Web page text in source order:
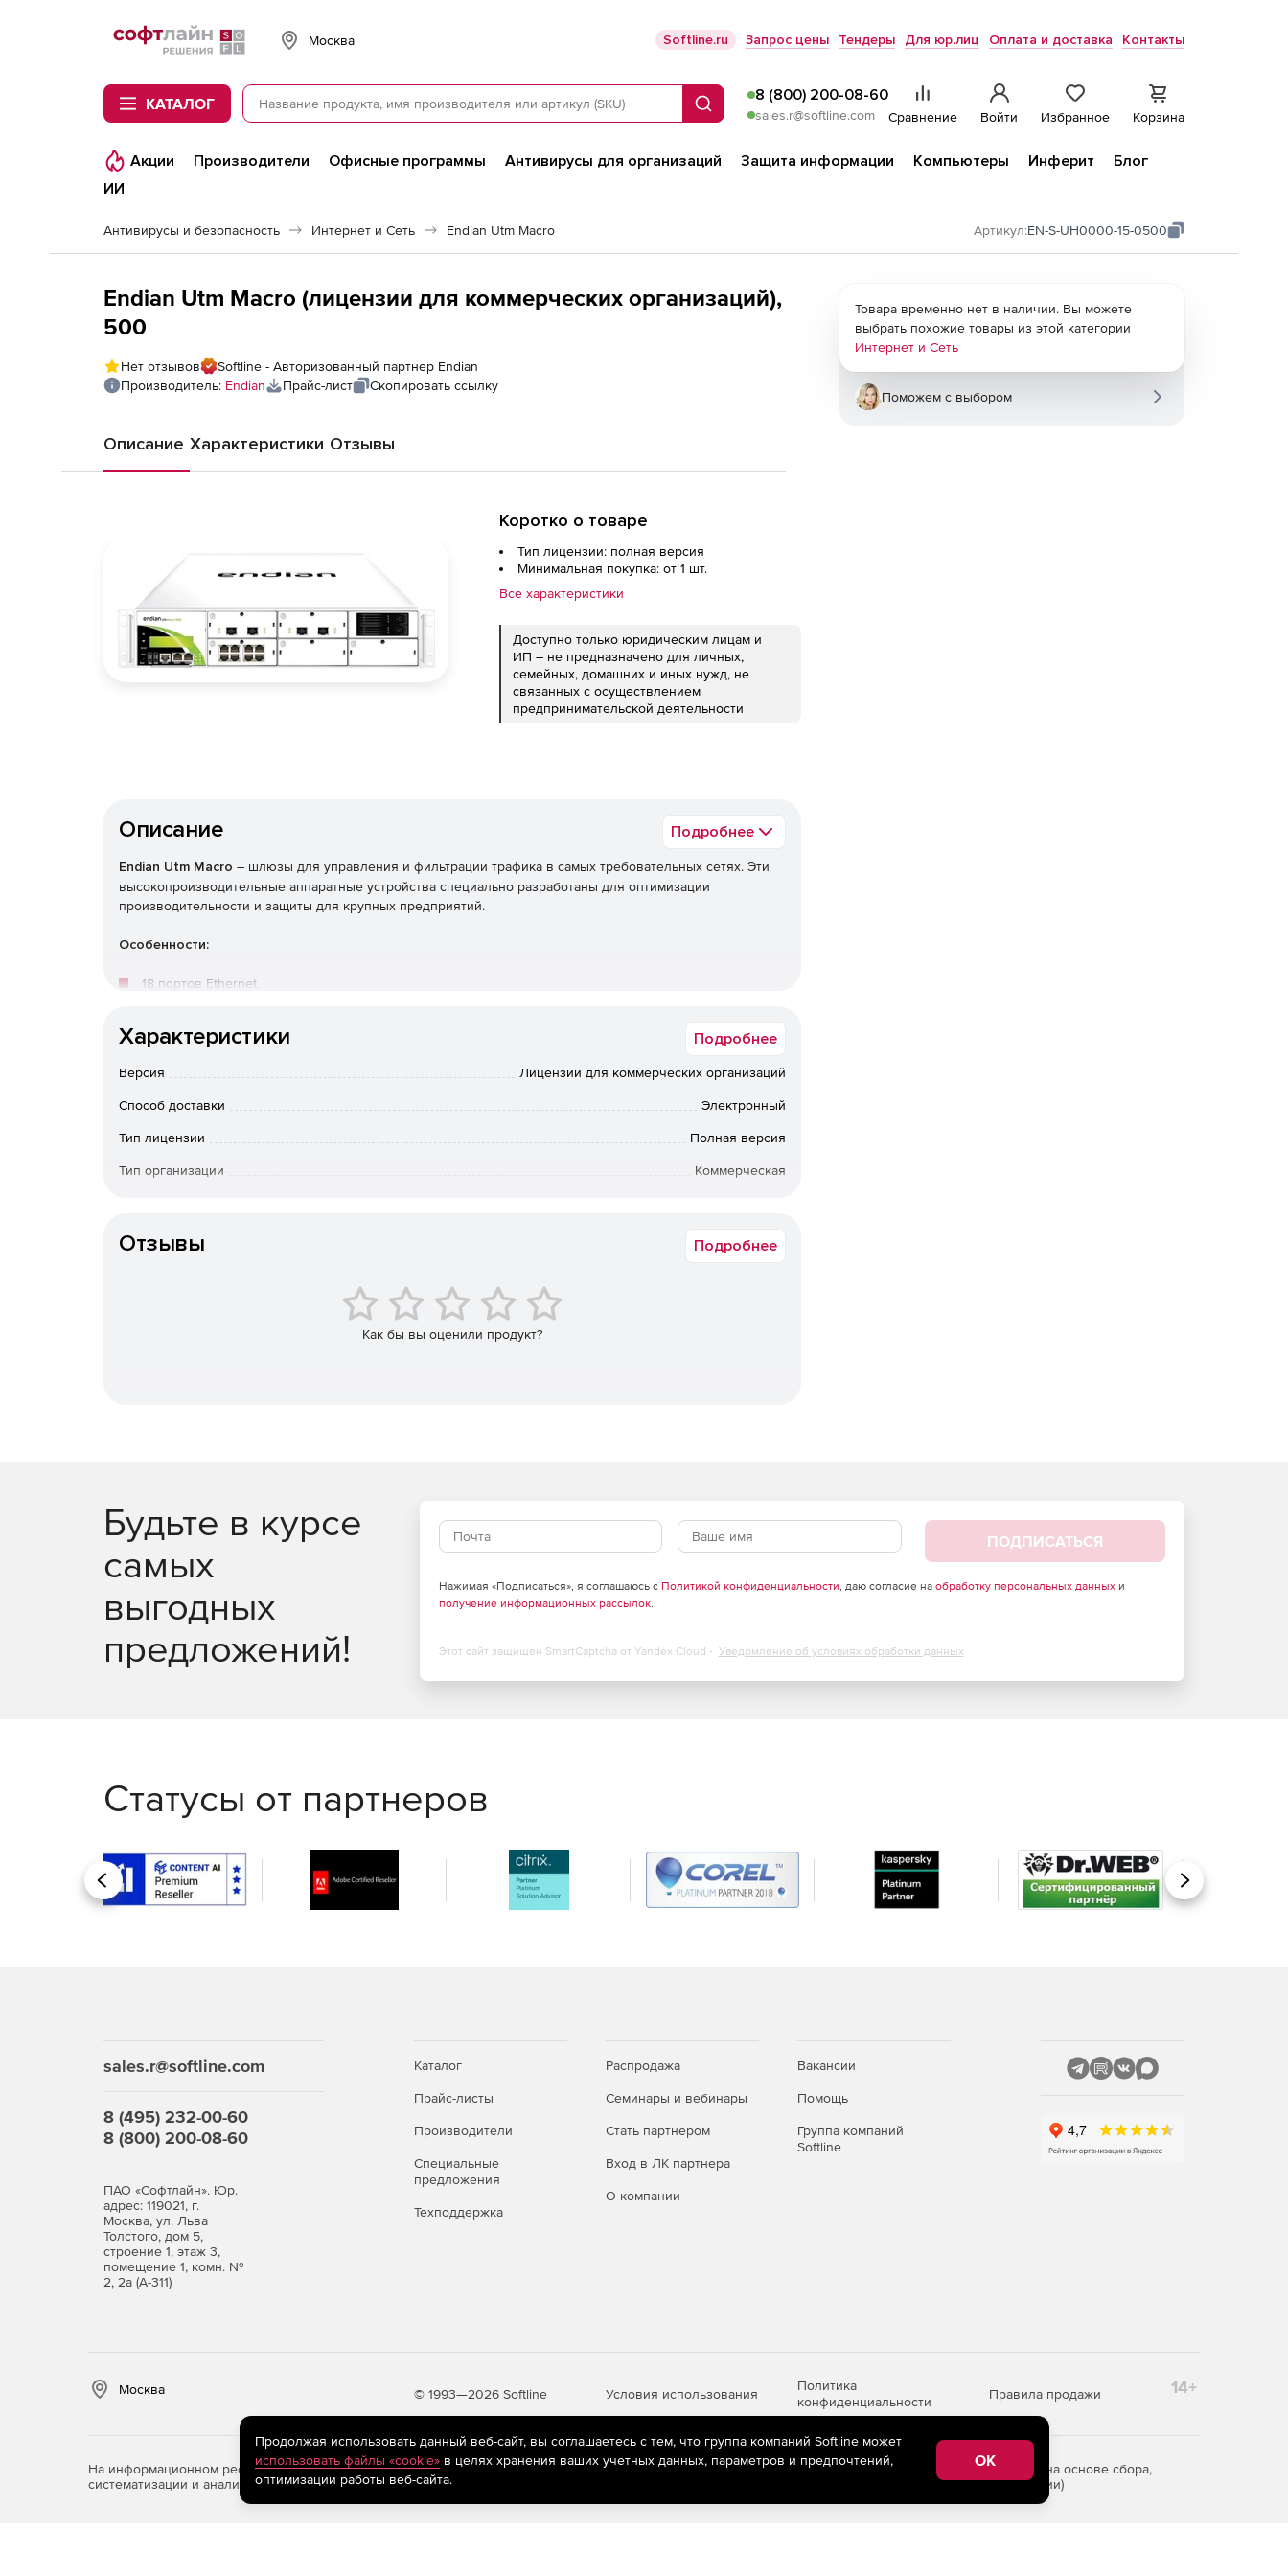
Softline
Москва Softline.ru Запрос цены Тендеры Для юр.лиц Оплата и доставка Контакты
КАТАЛОГ Поиск
8 (800) 200-08-60
sales.r@softline.com Сравнение Войти Избранное Корзина
Акции Производители Офисные программы Антивирусы для организаций Защита информации Компьютеры Инферит
Блог
ИИ
Антивирусы и безопасность Интернет и Сеть Endian Utm Macro Артикул:EN-S-UH0000-15-0500
Endian Utm Macro (лицензии для коммерческих организаций),
500
Нет отзывов
Softline - Авторизованный партнер Endian
Производитель: Endian Прайс-лист Скопировать ссылку
Описание Характеристики Отзывы
Коротко о товаре
Тип лицензии: полная версия
Минимальная покупка: от 1 шт.
Все характеристики
Доступно только юридическим лицам и
ИП – не предназначено для личных,
семейных, домашних и иных нужд, не
связанных с осуществлением
предпринимательской деятельности
Описание Подробнее
Endian Utm Macro – шлюзы для управления и фильтрации трафика в самых требовательных сетях. Эти
высокопроизводительные аппаратные устройства специально разработаны для оптимизации
производительности и защиты для крупных предприятий.
Особенности:
18 портов Ethernet.
HDD Raid 2x1 ТБ.
LAN-байпас.
Характеристики Подробнее
Версия Лицензии для коммерческих организаций
Способ доставки Электронный
Тип лицензии Полная версия
Тип организации Коммерческая
Отзывы Подробнее
Как бы вы оценили продукт?
Товара временно нет в наличии. Вы можете
выбрать похожие товары из этой категории
Интернет и Сеть
Поможем с выбором
Будьте в курсе
самых
выгодных
предложений!
ПОДПИСАТЬСЯ
Нажимая «Подписаться», я соглашаюсь с Политикой конфиденциальности, даю согласие на обработку персональных данныхи
получение информационных рассылок.
Этот сайт защищен SmartCaptcha от Yandex Cloud - Уведомление об условиях обработки данных
Статусы от партнеров
Назад Вперед
sales.r@softline.com
8 (495) 232-00-60
8 (800) 200-08-60
ПАО «Софтлайн». Юр.
адрес: 119021, г.
Москва, ул. Льва
Толстого, дом 5,
строение 1, этаж 3,
помещение 1, комн. №
2, 2а (А-311)
Каталог
Прайс-листы
Производители
Специальные
предложения
Техподдержка
Распродажа
Семинары и вебинары
Стать партнером
Вход в ЛК партнера
О компании
Вакансии
Помощь
Группа компаний
Softline
Москва © 1993—2026 Softline Условия использования
Политика
конфиденциальности
Правила продажи 14+
На информационном ресурсе store.softline.ru применяютсярекомендательные технологии (информационные технологии предоставления информации на основе сбора,
систематизации и анализа сведений, относящихся к предпочтениям пользователей сети «Интернет», находящихся на территории Российской Федерации)
Продолжая использовать данный веб-сайт, вы соглашаетесь с тем, что группа компаний Softline может
использовать файлы «cookie»в целях хранения ваших учетных данных, параметров и предпочтений,
оптимизации работы веб-сайта.
OK